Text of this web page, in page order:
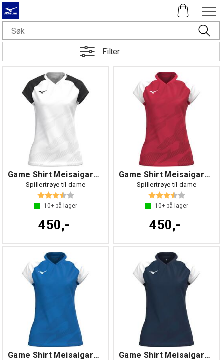
Filter
Game Shirt Meisaigara W
Spillertrøye til dame
Karakter: 3.6 av 5 mulige
10+ på lager
450,-
Game Shirt Meisaigara W
Spillertrøye til dame
Karakter: 3.6 av 5
10+ på lager
450,-
Game Shirt Meisaigara W Game Shirt Meisaigara W